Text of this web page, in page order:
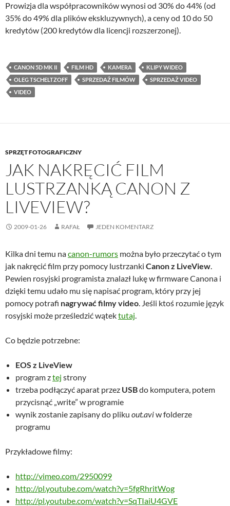
Prowizja dla współpracowników wynosi od 30% do 44% (od
35% do 49% dla plików ekskluzywnych), a ceny od 10 do 50
kredytów (200 kredytów dla licencji rozszerzonej).
CANON 5D MK II FILM HD KAMERA
KLIPY WIDEO
OLEG TSCHELTZOFF
SPRZEDAŻ FILMÓW
SPRZEDAŻ VIDEO
VIDEO
SPRZĘT FOTOGRAFICZNY
JAK NAKRĘCIĆ FILM
LUSTRZANKĄ CANON Z
LIVEVIEW?
2009-01-26 RAFAŁ JEDEN KOMENTARZ
Kilka dni temu nacanon-rumors można było przeczytać o tym
jak nakręcić film przy pomocy lustrzanki Canon z LiveView.
Pewien rosyjski programista znalazł lukę w firmware Canona i
dzięki temu udało mu się napisać program, który przy jej
pomocy potrafi nagrywać filmy video. Jeśli ktoś rozumie język
rosyjski może prześledzić wątektutaj.
Co będzie potrzebne:
EOS z LiveView
program ztej strony
trzeba podłączyć aparat przez USBdo komputera, potem
przycisnąć „write” w programie
wynik zostanie zapisany do pliku out.aviw folderze
programu
Przykładowe filmy:
http://vimeo.com/2950099
http://pl.youtube.com/watch?v=5fgRhritWog
http://pl.youtube.com/watch?v=SqTIaiU4GVE